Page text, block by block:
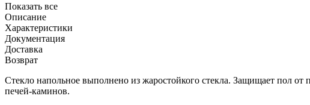
Показать все
Описание
Характеристики
Документация
Доставка
Возврат
Стекло напольное выполнено из жаростойкого стекла. Защищает пол
печей-каминов.